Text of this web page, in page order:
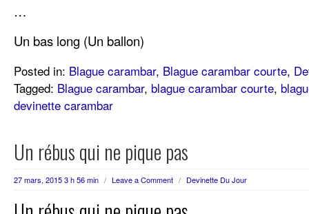
…
Un bas long (Un ballon)
Posted in: Blague carambar, Blague carambar courte,
Tagged: Blague carambar, blague carambar courte,
devinette carambar
Un rébus qui ne pique pas
27 mars, 2015 3 h 56 min / Leave a Comment / Devinette Du Jour